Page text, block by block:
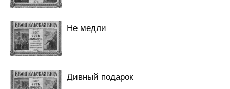
Не медли
Дивный подарок